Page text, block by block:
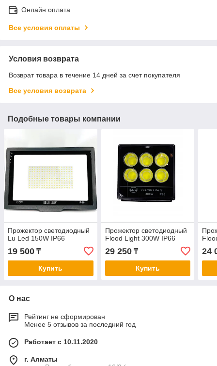
Онлайн оплата
Все условия оплаты
Условия возврата
Возврат товара в течение 14 дней за счет покупателя
Все условия возврата
Подобные товары компании
Прожектор светодиодный
Lu Led 150W IP66
19 500 ₸
Купить
Прожектор светодиодный
Flood Light 300W IP66
29 250₸
Купить
24
О нас
Рейтинг не сформирован
Менее 5 отзывов за последний год
Работает с 10.11.2020
г. Алматы